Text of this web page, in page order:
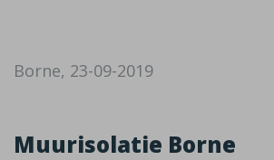
Borne, 23-09-2019
Muurisolatie Borne